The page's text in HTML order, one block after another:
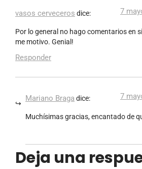
vasos cerveceros dice: 7
Por lo general no hago comentarios en
me motivo. Genial!
Responder
Mariano Braga dice: 7
Muchísimas gracias, encantado de
Deja una